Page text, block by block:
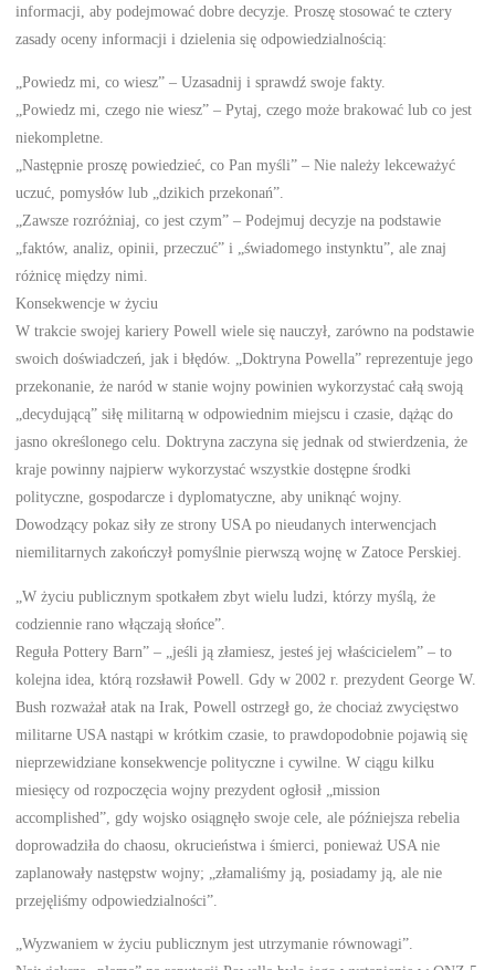
informacji, aby podejmować dobre decyzje. Proszę stosować te cztery
zasady oceny informacji i dzielenia się odpowiedzialnością:
„Powiedz mi, co wiesz” – Uzasadnij i sprawdź swoje fakty.
„Powiedz mi, czego nie wiesz” – Pytaj, czego może brakować lub co jest
niekompletne.
„Następnie proszę powiedzieć, co Pan myśli” – Nie należy lekceważyć
uczuć, pomysłów lub „dzikich przekonań”.
„Zawsze rozróżniaj, co jest czym” – Podejmuj decyzje na podstawie
„faktów, analiz, opinii, przeczuć” i „świadomego instynktu”, ale znaj
różnicę między nimi.
Konsekwencje w życiu
W trakcie swojej kariery Powell wiele się nauczył, zarówno na podstawie
swoich doświadczeń, jak i błędów. „Doktryna Powella” reprezentuje jego
przekonanie, że naród w stanie wojny powinien wykorzystać całą swoją
„decydującą” siłę militarną w odpowiednim miejscu i czasie, dążąc do
jasno określonego celu. Doktryna zaczyna się jednak od stwierdzenia, że
kraje powinny najpierw wykorzystać wszystkie dostępne środki
polityczne, gospodarcze i dyplomatyczne, aby uniknąć wojny.
Dowodzący pokaz siły ze strony USA po nieudanych interwencjach
niemilitarnych zakończył pomyślnie pierwszą wojnę w Zatoce Perskiej.
„W życiu publicznym spotkałem zbyt wielu ludzi, którzy myślą, że
codziennie rano włączają słońce”.
Reguła Pottery Barn” – „jeśli ją złamiesz, jesteś jej właścicielem” – to
kolejna idea, którą rozsławił Powell. Gdy w 2002 r. prezydent George W.
Bush rozważał atak na Irak, Powell ostrzegł go, że chociaż zwycięstwo
militarne USA nastąpi w krótkim czasie, to prawdopodobnie pojawią się
nieprzewidziane konsekwencje polityczne i cywilne. W ciągu kilku
miesięcy od rozpoczęcia wojny prezydent ogłosił „mission
accomplished”, gdy wojsko osiągnęło swoje cele, ale późniejsza rebelia
doprowadziła do chaosu, okrucieństwa i śmierci, ponieważ USA nie
zaplanowały następstw wojny; „złamaliśmy ją, posiadamy ją, ale nie
przejęliśmy odpowiedzialności”.
„Wyzwaniem w życiu publicznym jest utrzymanie równowagi”.